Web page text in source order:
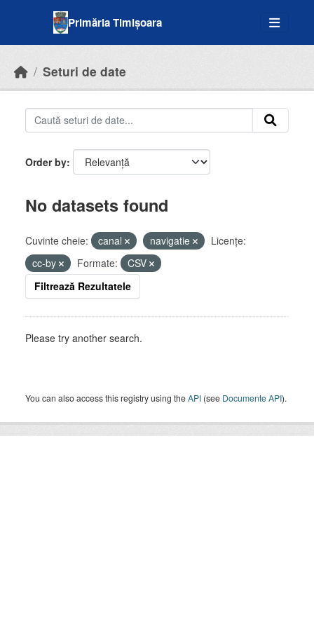
Primăria Timișoara
Seturi de date
Order by
No datasets found
Cuvinte cheie: canal navigatie
Licenţe:
cc-by
Formate:
CSV
Filtrează Rezultatele
Please try another search.
You can also access this registry using theAPI (see Documente API).